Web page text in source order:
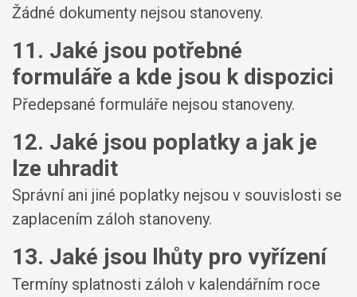
Žádné dokumenty nejsou stanoveny.
11. Jaké jsou potřebné
formuláře a kde jsou k dispozici
Předepsané formuláře nejsou stanoveny.
12. Jaké jsou poplatky a jak je
lze uhradit
Správní ani jiné poplatky nejsou v souvislosti se
zaplacením záloh stanoveny.
13. Jaké jsou lhůty pro vyřízení
Termíny splatnosti záloh v kalendářním roce